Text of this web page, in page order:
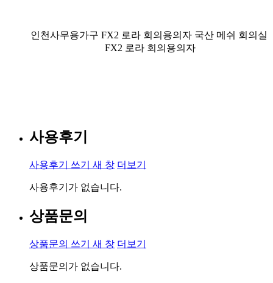
인천사무용가구 FX2 로라 회의용의자 국산 메쉬 회의실
FX2 로라 회의용의자
사용후기
사용후기 쓰기 새 창 더보기
사용후기가 없습니다.
상품문의
상품문의 쓰기 새 창 더보기
상품문의가 없습니다.